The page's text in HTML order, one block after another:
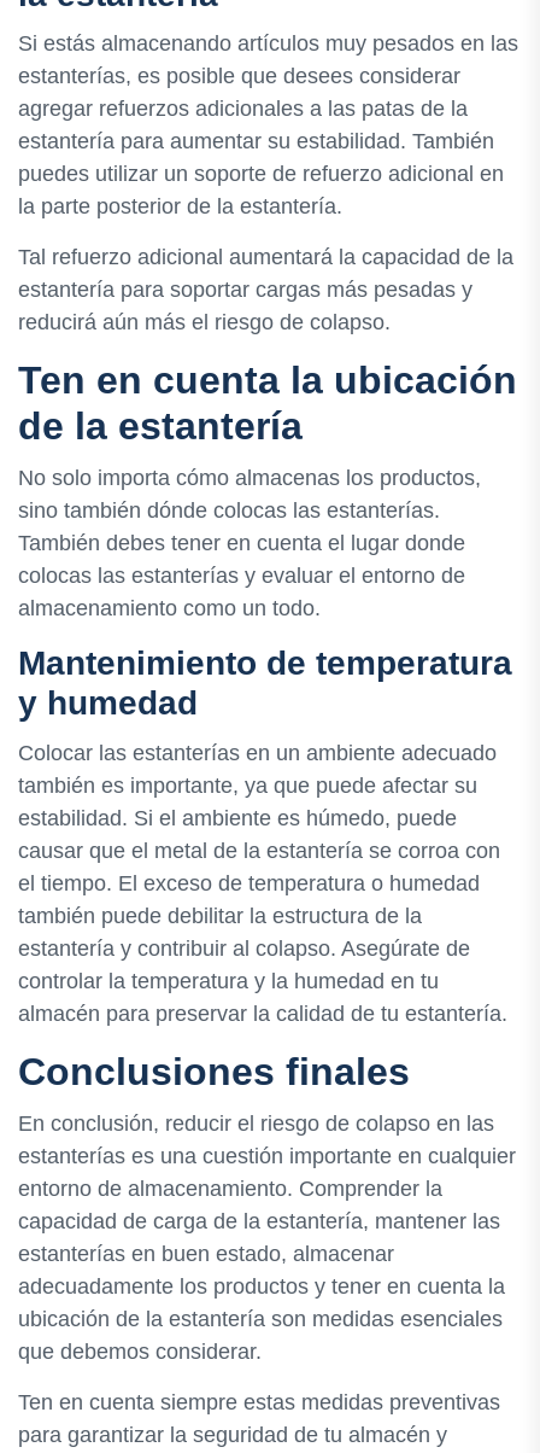
Si estás almacenando artículos muy pesados ​​en las
estanterías, es posible que desees considerar
agregar refuerzos adicionales a las patas de la
estantería para aumentar su estabilidad. También
puedes utilizar un soporte de refuerzo adicional en
la parte posterior de la estantería.
Tal refuerzo adicional aumentará la capacidad de la
estantería para soportar cargas más pesadas y
reducirá aún más el riesgo de colapso.
Ten en cuenta la ubicación
de la estantería
No solo importa cómo almacenas los productos,
sino también dónde colocas las estanterías.
También debes tener en cuenta el lugar donde
colocas las estanterías y evaluar el entorno de
almacenamiento como un todo.
Mantenimiento de temperatura
y humedad
Colocar las estanterías en un ambiente adecuado
también es importante, ya que puede afectar su
estabilidad. Si el ambiente es húmedo, puede
causar que el metal de la estantería se corroa con
el tiempo. El exceso de temperatura o humedad
también puede debilitar la estructura de la
estantería y contribuir al colapso. Asegúrate de
controlar la temperatura y la humedad en tu
almacén para preservar la calidad de tu estantería.
Conclusiones finales
En conclusión, reducir el riesgo de colapso en las
estanterías es una cuestión importante en cualquier
entorno de almacenamiento. Comprender la
capacidad de carga de la estantería, mantener las
estanterías en buen estado, almacenar
adecuadamente los productos y tener en cuenta la
ubicación de la estantería son medidas esenciales
que debemos considerar.
Ten en cuenta siempre estas medidas preventivas
para garantizar la seguridad de tu almacén y